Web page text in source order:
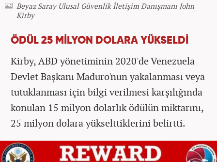
Beyaz Saray Ulusal Güvenlik İletişim Danışmanı John
Kirby
ÖDÜL 25 MİLYON DOLARA YÜKSELDİ
Kirby, ABD yönetiminin 2020'de Venezuela
Devlet Başkanı Maduro'nun yakalanması veya
tutuklanması için bilgi verilmesi karşılığında
konulan 15 milyon dolarlık ödülün miktarını,
25 milyon dolara yükselttiklerini belirtti.